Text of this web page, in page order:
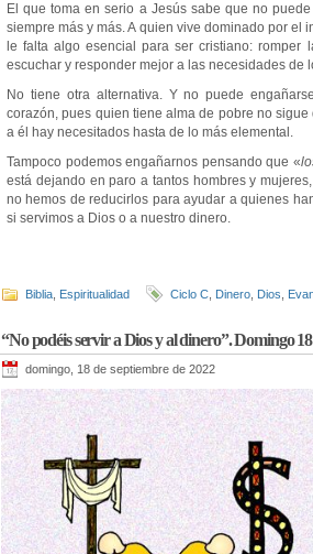
El que toma en serio a Jesús sabe que no
siempre más y más. A quien vive dominado por el
le falta algo esencial para ser cristiano: romper
escuchar y responder mejor a las necesidades de
No tiene otra alternativa. Y no puede
corazón, pues quien tiene alma de pobre no
a él hay necesitados hasta de lo más elemental.
Tampoco podemos engañarnos pensando que «
está dejando en paro a tantos hombres y
no hemos de reducirlos para ayudar a quienes
si servimos a Dios o a nuestro dinero.
Biblia Espiritualidad Ciclo C Dinero Dios
“No podéis servir a Dios y al dinero”. Domingo
domingo, 18 de septiembre de 2022